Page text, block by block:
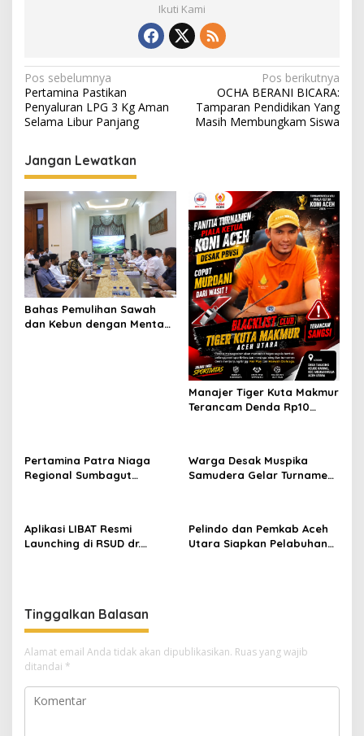
Ikuti Kami
N
a
v
i
g
a
s
i
p
o
s
Pos sebelumnya
Pertamina Pastikan
Penyaluran LPG 3 Kg Aman
Selama Libur Panjang
Pos berikutnya
OCHA BERANI BICARA:
Tamparan Pendidikan Yang
Masih Membungkam Siswa
Jangan Lewatkan
Bahas Pemulihan Sawah
dan Kebun dengan Mentan,
Manajer Tiger Kuta Makmur
Terancam Denda Rp10
Pertamina Patra Niaga
Regional Sumbagut
Warga Desak Muspika
Samudera Gelar Turnamen
Aplikasi LIBAT Resmi
Launching di RSUD dr.
Pelindo dan Pemkab Aceh
Utara Siapkan Pelabuhan
Tinggalkan Balasan
Alamat email Anda tidak akan dipublikasikan. Ruas yang wajib
ditandai *